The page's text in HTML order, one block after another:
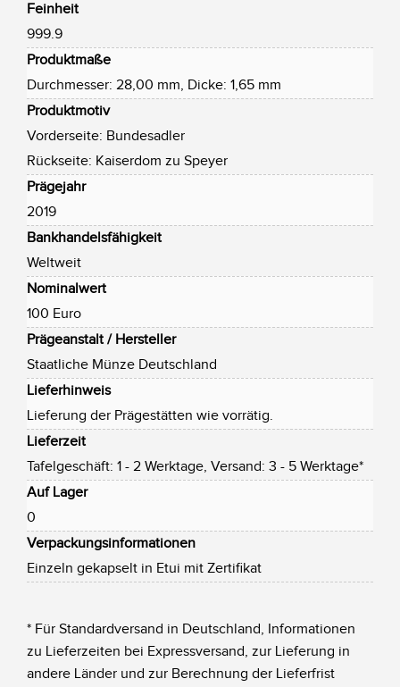
Feinheit
999.9
Produktmaße
Durchmesser: 28,00 mm, Dicke: 1,65 mm
Produktmotiv
Vorderseite: Bundesadler
Rückseite: Kaiserdom zu Speyer
Prägejahr
2019
Bankhandelsfähigkeit
Weltweit
Nominalwert
100 Euro
Prägeanstalt / Hersteller
Staatliche Münze Deutschland
Lieferhinweis
Lieferung der Prägestätten wie vorrätig.
Lieferzeit
Tafelgeschäft: 1 - 2 Werktage, Versand: 3 - 5 Werktage*
Auf Lager
0
Verpackungsinformationen
Einzeln gekapselt in Etui mit Zertifikat
* Für Standardversand in Deutschland, Informationen
zu Lieferzeiten bei Expressversand, zur Lieferung in
andere Länder und zur Berechnung der Lieferfrist